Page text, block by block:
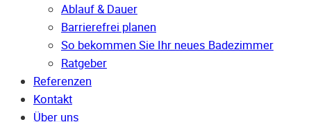
Ablauf & Dauer
Barrierefrei planen
So bekommen Sie Ihr neues Badezimmer
Ratgeber
Referenzen
Kontakt
Über uns